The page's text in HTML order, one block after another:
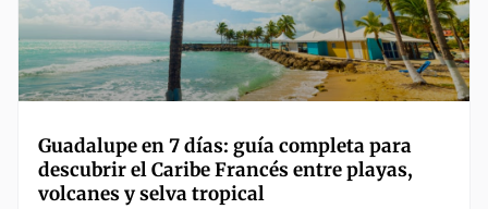
Guadalupe en 7 días: guía completa para
descubrir el Caribe Francés entre playas,
volcanes y selva tropical